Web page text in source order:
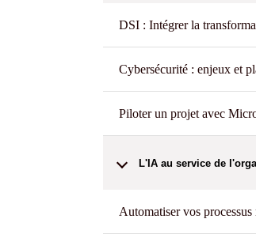
DSI : Intégrer la
Cybersécurité : enjeux et
Piloter un projet avec
L'IA au service de
Automatiser vos